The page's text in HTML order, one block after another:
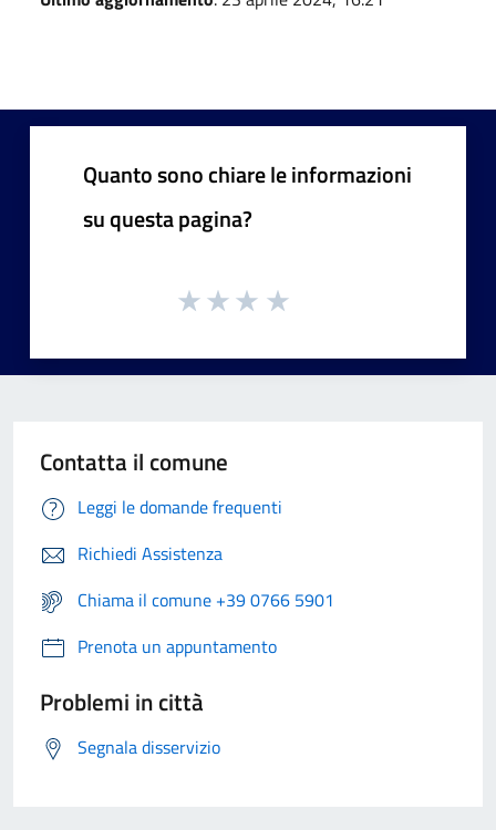
Quanto sono chiare le informazioni
su questa pagina?
Contatta il comune
Leggi le domande frequenti
Richiedi Assistenza
Chiama il comune +39 0766 5901
Prenota un appuntamento
Problemi in città
Segnala disservizio